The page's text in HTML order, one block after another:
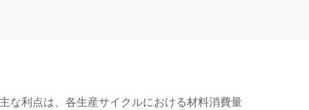
な利点は、各生産サイクルにおける材料消費量